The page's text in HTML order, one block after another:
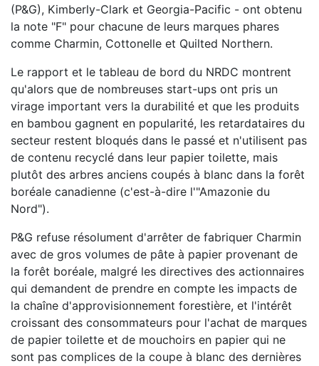
(P&G), Kimberly-Clark et Georgia-Pacific - ont obtenu
la note "F" pour chacune de leurs marques phares
comme Charmin, Cottonelle et Quilted Northern.
Le rapport et le tableau de bord du NRDC montrent
qu'alors que de nombreuses start-ups ont pris un
virage important vers la durabilité et que les produits
en bambou gagnent en popularité, les retardataires du
secteur restent bloqués dans le passé et n'utilisent pas
de contenu recyclé dans leur papier toilette, mais
plutôt des arbres anciens coupés à blanc dans la forêt
boréale canadienne (c'est-à-dire l'"Amazonie du
Nord").
P&G refuse résolument d'arrêter de fabriquer Charmin
avec de gros volumes de pâte à papier provenant de
la forêt boréale, malgré les directives des actionnaires
qui demandent de prendre en compte les impacts de
la chaîne d'approvisionnement forestière, et l'intérêt
croissant des consommateurs pour l'achat de marques
de papier toilette et de mouchoirs en papier qui ne
sont pas complices de la coupe à blanc des dernières